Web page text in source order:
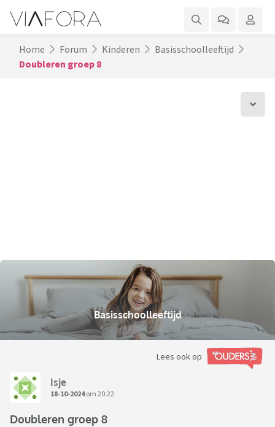
Home Forum Kinderen
Basisschoolleeftijd
Doubleren groep 8
Basisschoolleeftijd
Lees ook op
Isje
18-10-2024om 20:22
Doubleren groep 8